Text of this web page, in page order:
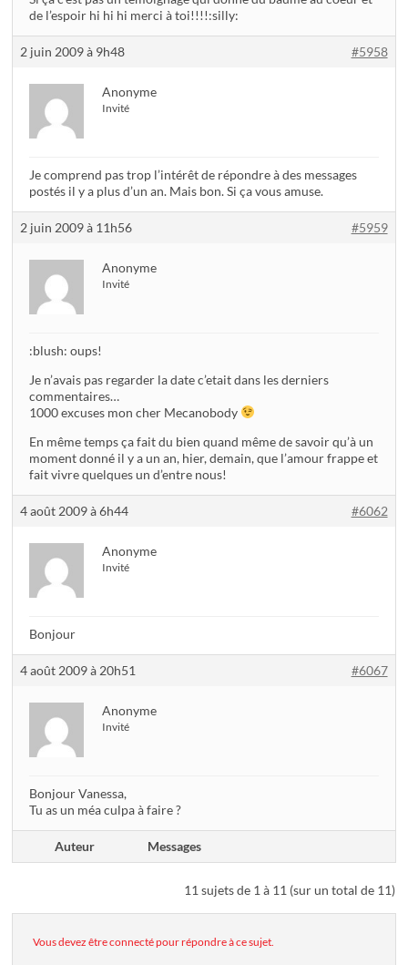
de l’espoir hi hi hi merci à toi!!!!:silly:
2 juin 2009 à 9h48 #5958
Anonyme
Invité
Je comprend pas trop l’intérêt de répondre à des messages
postés il y a plus d’un an. Mais bon. Si ça vous amuse.
2 juin 2009 à 11h56 #5959
Anonyme
Invité
:blush: oups!
Je n’avais pas regarder la date c’etait dans les derniers
commentaires…
1000 excuses mon cher Mecanobody
En même temps ça fait du bien quand même de savoir qu’à un
moment donné il y a un an, hier, demain, que l’amour frappe et
fait vivre quelques un d’entre nous!
4 août 2009 à 6h44 #6062
Anonyme
Invité
Bonjour
4 août 2009 à 20h51 #6067
Anonyme
Invité
Bonjour Vanessa,
Tu as un méa culpa à faire ?
Auteur Messages
11 sujets de 1 à 11 (sur un total de 11)
Vous devez être connecté pour répondre à ce sujet.